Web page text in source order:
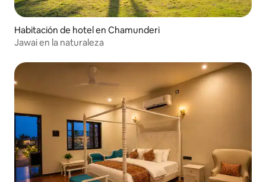
Habitación de hotel en Chamunderi
Jawai en la naturaleza